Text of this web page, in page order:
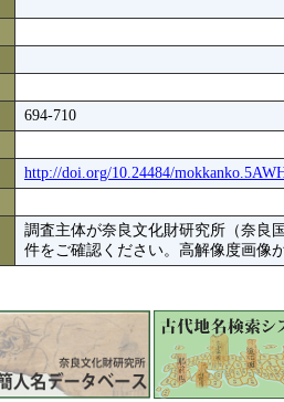
694-710
http://doi.org/10.24484/
調査主体が奈良文化財研究所（奈良
件をご確認ください。高解像度画像